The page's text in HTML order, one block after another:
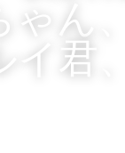
ゃん
イ君